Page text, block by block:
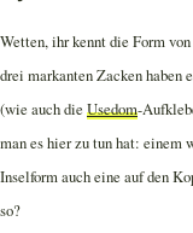
Wetten, ihr kennt die Form
drei markanten Zacken haben
(wie auch die Usedom-
man es hier zu tun hat: einem
Inselform auch eine auf den
so?